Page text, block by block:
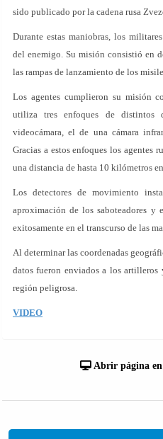
sido publicado por la cadena rusa
Durante estas maniobras, los
del enemigo. Su misión consistió en
las rampas de lanzamiento de los
Los agentes cumplieron su misión
utiliza tres enfoques de
videocámara, el de una cámara
Gracias a estos enfoques los agentes
una distancia de hasta 10 kilómetros
Los detectores de movimiento
aproximación de los saboteadores y
exitosamente en el transcurso de las
Al determinar las coordenadas
datos fueron enviados a los
región peligrosa.
VIDEO
Abrir página